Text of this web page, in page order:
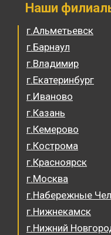
г.Альметьевск
г.Барнаул
г.Владимир
г.Екатеринбург
г.Иваново
г.Казань
г.Кемерово
г.Кострома
г.Красноярск
г.Москва
г.Набережные
г.Нижнекамск
г.Нижний
Наши